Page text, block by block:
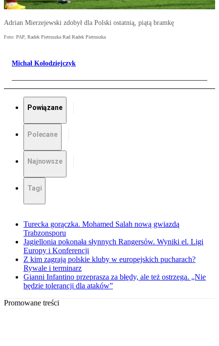
Adrian Mierzejewski zdobył dla Polski ostatnią, piątą bramkę
Foto: PAP, Radek Pietruszka Rad Radek Pietruszka
Michał Kołodziejczyk
Powiązane
Polecane
Najnowsze
Tagi
Turecka gorączka. Mohamed Salah nową gwiazdą
Trabzonsporu
Jagiellonia pokonała słynnych Rangersów. Wyniki el. Ligi
Europy i Konferencji
Z kim zagrają polskie kluby w europejskich pucharach?
Rywale i terminarz
Gianni Infantino przeprasza za błędy, ale też ostrzega. „Nie
będzie tolerancji dla ataków”
Promowane treści